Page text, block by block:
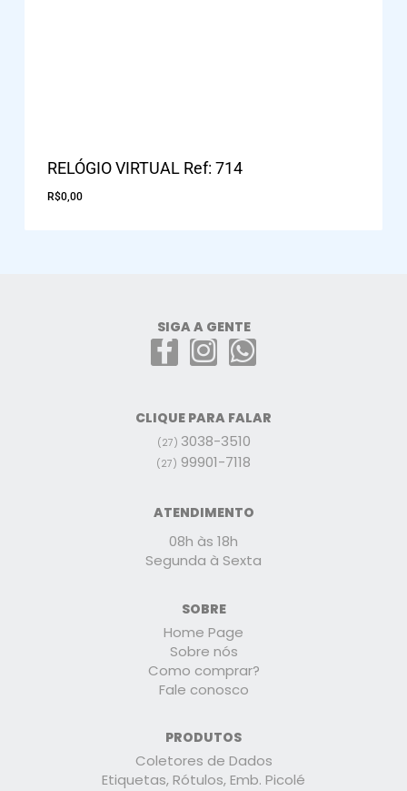
RELÓGIO VIRTUAL Ref: 714
R$0,00
SIGA A GENTE
CLIQUE PARA FALAR
(27) 3038-3510
(27) 99901-7118
ATENDIMENTO
08h às 18h
Segunda à Sexta
SOBRE
Home Page
Sobre nós
Como comprar?
Fale conosco
PRODUTOS
Coletores de Dados
Etiquetas, Rótulos, Emb. Picolé